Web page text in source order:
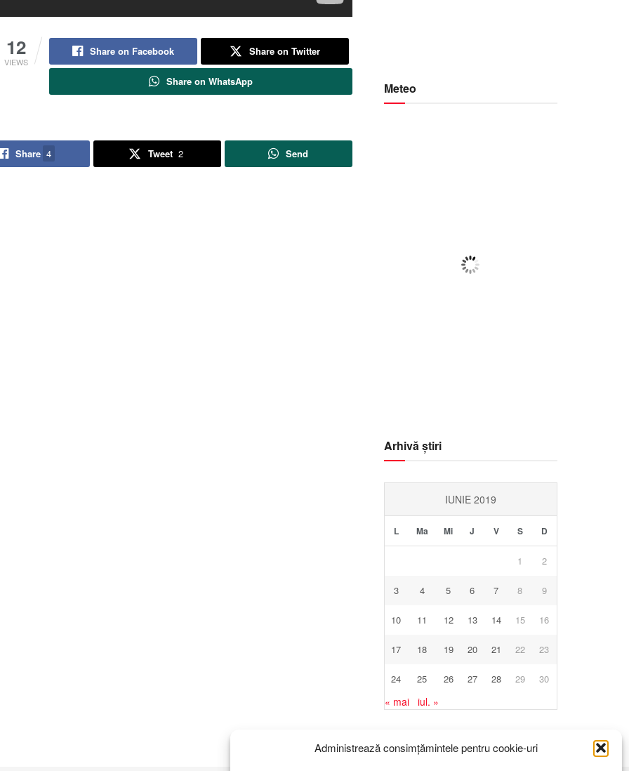
Administrează consimțămintele pentru cookie-uri
12
VIEWS
Share on Facebook Share on Twitter
Share on WhatsApp
Share 4 Tweet 2 Send
Meteo
Câțiva Nori
Wind Gust:
Arhivă știri
IUNIE 2019
L Ma Mi J V S D
1 2
3 4 5 6 7 8 9
10 11 12 13 14 15 16
17 18 19 20 21 22 23
24 25 26 27 28 29 30
« mai iul. »